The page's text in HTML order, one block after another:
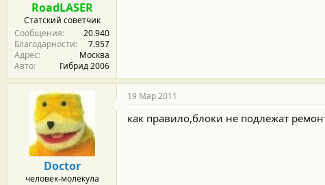
RoadLASER
Статский советчик
Сообщения
20.940
Благодарности
7.957
Адрес
Москва
Авто
Гибрид 2006
Doctor
человек-молекула
19 Мар 2011
как правило,блоки не подлежат